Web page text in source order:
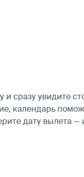
сразу увидите
календарь
дату вылета